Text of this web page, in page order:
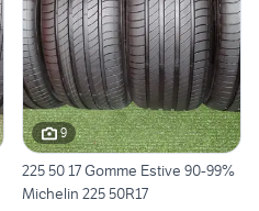
9
225 50 17 Gomme Estive 90-99%
Michelin 225 50R17